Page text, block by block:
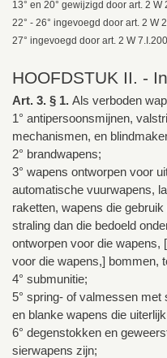
13° en 20° gewijzigd door art. 2 W
22° - 26° ingevoegd door art. 2 W
27° ingevoegd door art. 2 W
HOOFDSTUK II. -
Art. 3. § 1. Als verboden
1° antipersoonsmijnen,
mechanismen, en
2° brandwapens;
3° wapens ontworpen voor
automatische vuurwapens,
raketten, wapens die
straling dan die bedoeld
ontworpen voor die wapens,
voor die wapens,] bommen,
4° submunitie;
5° spring- of valmessen
en blanke wapens die
6° degenstokken en
sierwapens zijn;